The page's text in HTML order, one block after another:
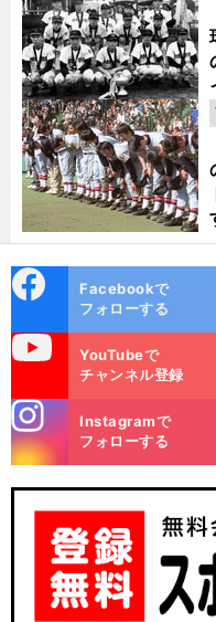
ok
Facebookで
フォローする
YouTubeで
チャンネル登録
m
Instagramで
フォローする